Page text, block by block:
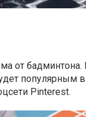
от
популярным
Pinterest.